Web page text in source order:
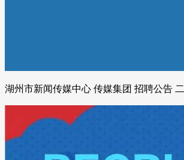
湖州市新闻传媒中心 传媒集团 招聘公告 二